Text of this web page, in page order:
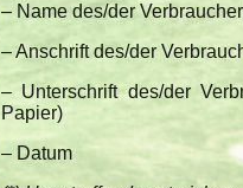
– Name des/der
– Anschrift des/der
– Unterschrift des/der
Papier)
– Datum